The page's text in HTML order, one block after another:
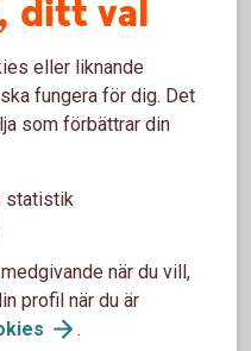
om
att kunna handla?
ditt val
eller liknande
fungera för dig. Det
som förbättrar din
statistik
när du vill,
profil när du är
.